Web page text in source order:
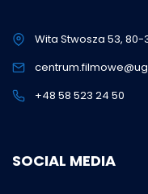
Wita Stwosza 53, 80-
+48 58 523 24 50
SOCIAL MEDIA